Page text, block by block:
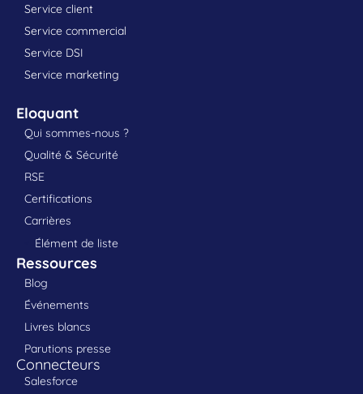
Service client
Service commercial
Service DSI
Service marketing
Eloquant
Qui sommes-nous ?
Qualité & Sécurité
RSE
Certifications
Carrières
Élément de liste
Ressources
Blog
Événements
Livres blancs
Parutions presse
Connecteurs
Salesforce